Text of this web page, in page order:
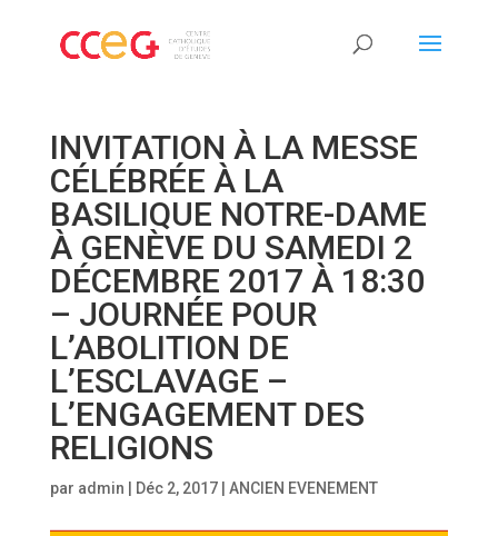
INVITATION À LA MESSE
CÉLÉBRÉE À LA
BASILIQUE NOTRE-DAME
À GENÈVE DU SAMEDI 2
DÉCEMBRE 2017 À 18:30
– JOURNÉE POUR
L’ABOLITION DE
L’ESCLAVAGE –
L’ENGAGEMENT DES
RELIGIONS
par admin Déc 2, 2017| ANCIEN EVENEMENT